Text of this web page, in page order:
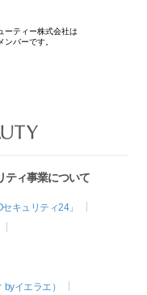
ーティー株式会社は
ンバーです。
ティ事業について
キュリティ24」
イエラエ）